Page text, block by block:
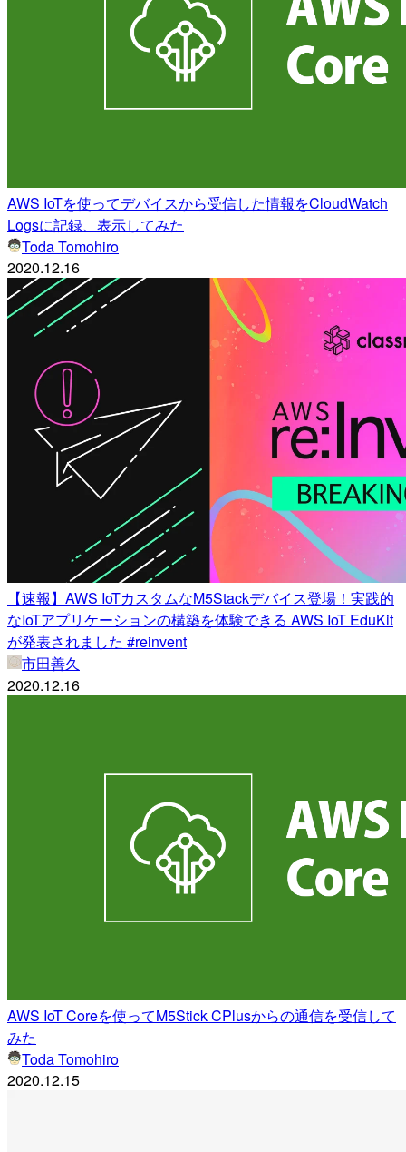
AWS IoTを使ってデバイスから受信した情報をCloudWatch
Logsに記録、表示してみた
Toda Tomohiro
2020.12.16
【速報】AWS IoTカスタムなM5Stackデバイス登場！実践的
なIoTアプリケーションの構築を体験できる AWS IoT EduKit
が発表されました #reinvent
市田善久
2020.12.16
AWS IoT Coreを使ってM5Stick CPlusからの通信を受信して
みた
Toda Tomohiro
2020.12.15